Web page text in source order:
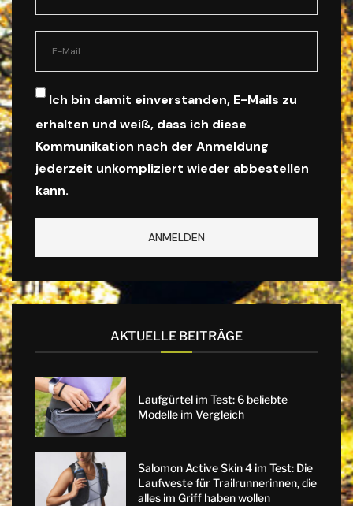
Ich bin damit einverstanden, E-Mails zu
erhalten und weiß, dass ich diese
Kommunikation nach der Anmeldung
jederzeit unkompliziert wieder abbestellen
kann.
AKTUELLE BEITRÄGE
Laufgürtel im Test: 6 beliebte
Modelle im Vergleich
Salomon Active Skin 4 im Test: Die
Laufweste für Trailrunnerinnen, die
alles im Griff haben wollen